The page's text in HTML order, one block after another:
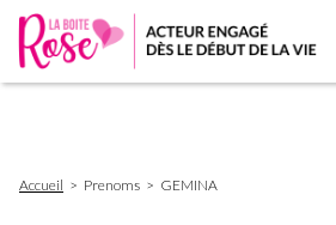
d'Ariane
Accueil Prenoms GEMINA